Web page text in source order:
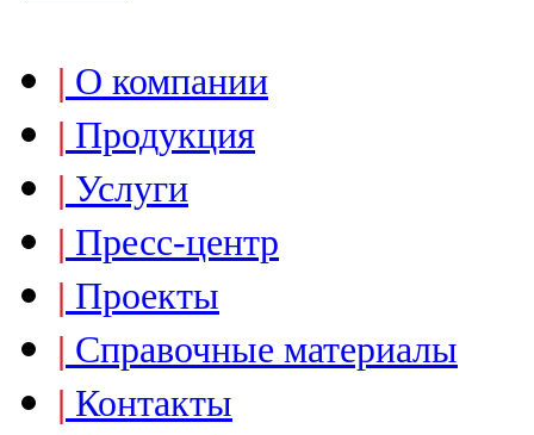
| О компании
| Продукция
| Услуги
| Пресс-центр
| Проекты
| Справочные материалы
| Контакты